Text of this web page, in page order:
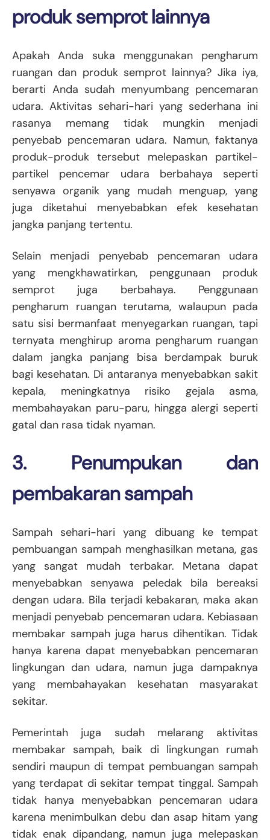
produk semprot lainnya
Apakah Anda suka menggunakan pengharum
ruangan dan produk semprot lainnya? Jika iya,
berarti Anda sudah menyumbang pencemaran
udara. Aktivitas sehari-hari yang sederhana ini
rasanya memang tidak mungkin menjadi
penyebab pencemaran udara. Namun, faktanya
produk-produk tersebut melepaskan partikel-
partikel pencemar udara berbahaya seperti
senyawa organik yang mudah menguap, yang
juga diketahui menyebabkan efek kesehatan
jangka panjang tertentu.
Selain menjadi penyebab pencemaran udara
yang mengkhawatirkan, penggunaan produk
semprot juga berbahaya. Penggunaan
pengharum ruangan terutama, walaupun pada
satu sisi bermanfaat menyegarkan ruangan, tapi
ternyata menghirup aroma pengharum ruangan
dalam jangka panjang bisa berdampak buruk
bagi kesehatan. Di antaranya menyebabkan sakit
kepala, meningkatnya risiko gejala asma,
membahayakan paru-paru, hingga alergi seperti
gatal dan rasa tidak nyaman.
3. Penumpukan dan
pembakaran sampah
Sampah sehari-hari yang dibuang ke tempat
pembuangan sampah menghasilkan metana, gas
yang sangat mudah terbakar. Metana dapat
menyebabkan senyawa peledak bila bereaksi
dengan udara. Bila terjadi kebakaran, maka akan
menjadi penyebab pencemaran udara. Kebiasaan
membakar sampah juga harus dihentikan. Tidak
hanya karena dapat menyebabkan pencemaran
lingkungan dan udara, namun juga dampaknya
yang membahayakan kesehatan masyarakat
sekitar.
Pemerintah juga sudah melarang aktivitas
membakar sampah, baik di lingkungan rumah
sendiri maupun di tempat pembuangan sampah
yang terdapat di sekitar tempat tinggal. Sampah
tidak hanya menyebabkan pencemaran udara
karena menimbulkan debu dan asap hitam yang
tidak enak dipandang, namun juga melepaskan